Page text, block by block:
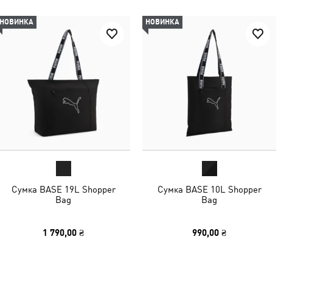
НОВИНКА
Сумка BASE 19L Shopper
Bag
1 790,00 ₴
НОВИНКА
Сумка BASE 10L Shopper
Bag
990,00 ₴